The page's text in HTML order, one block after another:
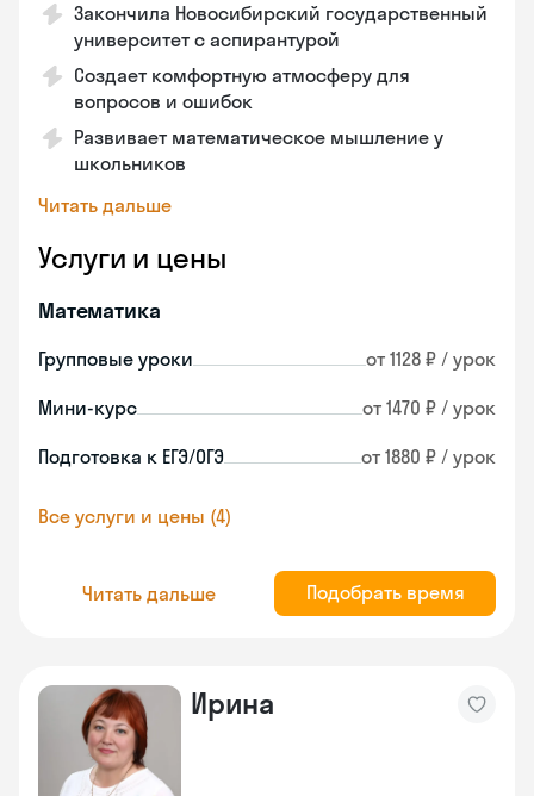
Закончилa Новосибирский государственный
университет с аспирантурой
Создает комфортную атмосферу для
вопросов и ошибок
Развивает математическое мышление у
школьников
Читать дальше
Услуги и цены
Математика
Групповые уроки от 1128 ₽ / урок
Мини-курс от 1470 ₽ / урок
Подготовка к ЕГЭ/ОГЭ от 1880 ₽ / урок
Все услуги и цены (4)
Читать дальше Подобрать время
Ирина